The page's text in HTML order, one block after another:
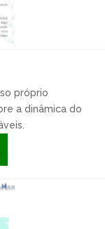
próprio
a dinâmica do